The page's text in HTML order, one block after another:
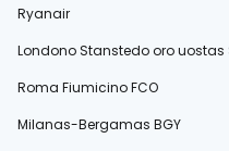
Ryanair
Londono Stanstedo oro uostas
Roma Fiumicino FCO
Milanas-Bergamas BGY